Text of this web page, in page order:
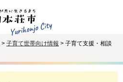
> 子育て世帯向け情報 > 子育て支援・相談